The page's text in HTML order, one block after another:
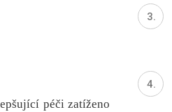
péči zatíženo